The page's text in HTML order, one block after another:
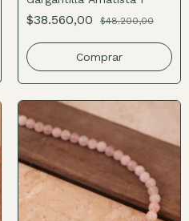
$38.560,00 $48.200,00
Comprar